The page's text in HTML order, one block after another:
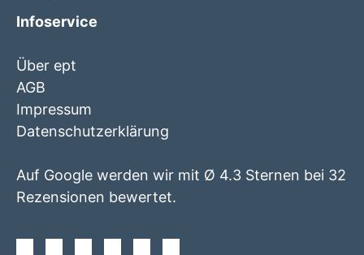
Infoservice
Über ept
AGB
Impressum
Datenschutzerklärung
Auf Google werden wir mit Ø 4.3 Sternen bei 32
Rezensionen bewertet.